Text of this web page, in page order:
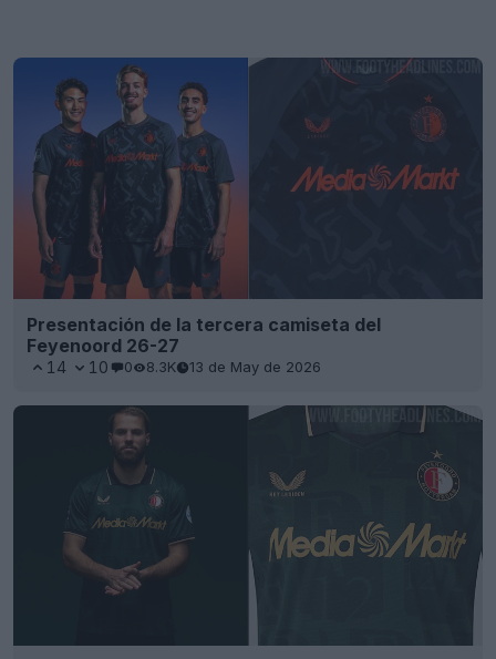
Presentación de la tercera camiseta del
Feyenoord 26-27
14 10 0 8.3K 13 de May de 2026